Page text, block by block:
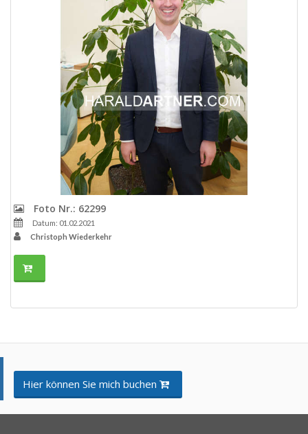
Foto Nr.: 62299
Datum: 01.02.2021
Christoph Wiederkehr
Hier können Sie mich buchen